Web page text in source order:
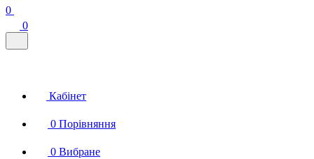
0
0
Кабінет
0 Порівняння
0 Вибране